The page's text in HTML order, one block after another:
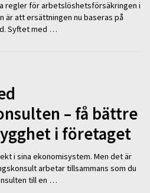
regler för arbetslöshetsförsäkringen i
är att ersättningen nu baseras på
Syftet med …
– få bättre
i företaget
i sina ekonomisystem. Men det är
arbetar tillsammans som du
till en …